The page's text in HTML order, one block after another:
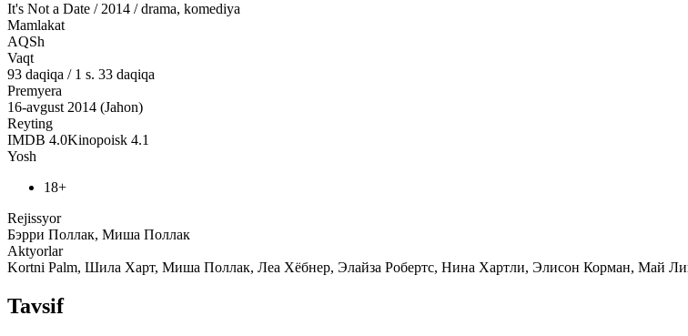
It's Not a Date / 2014 / drama, komediya
Mamlakat
AQSh
Vaqt
93 daqiqa / 1 s. 33 daqiqa
Premyera
16-avgust 2014 (Jahon)
Reyting
IMDB 4.0Kinopoisk 4.1
Yosh
18+
Rejissyor
Бэрри Поллак, Миша Поллак
Aktyorlar
Kortni Palm, Шила Харт, Миша Поллак, Леа Хёбнер, Элайза Робертс, Нина Хартли, Элисон Корман, Май
Tavsif